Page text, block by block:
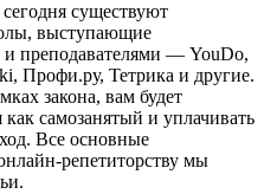
существуют
выступающие
преподавателями — YouDo,
Профи.ру, Тетрика и другие.
закона, вам будет
как самозанятый и уплачивать
Все основные
репетиторству мы